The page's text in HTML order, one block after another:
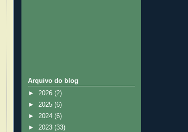
Arquivo do blog
► 2026 (2)
► 2025 (6)
► 2024 (6)
► 2023 (33)